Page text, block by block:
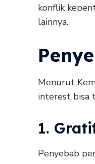
konflik
lainnya.
Menurut
interest bisa
1.
Penyebab